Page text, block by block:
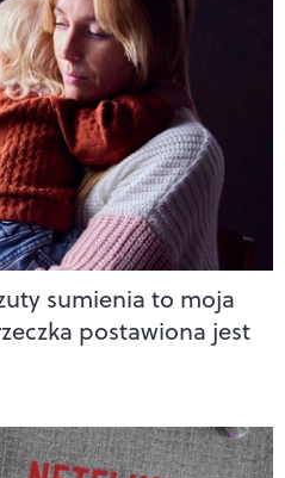
sumienia to moja
postawiona jest